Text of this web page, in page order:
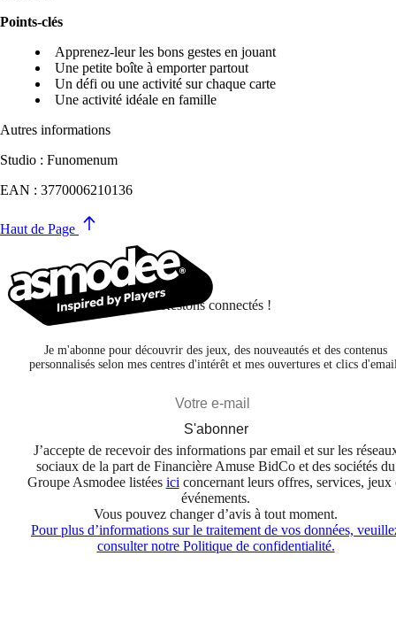
Points-clés
Apprenez-leur les bons gestes en jouant
Une petite boîte à emporter partout
Un défi ou une activité sur chaque carte
Une activité idéale en famille
Autres informations
Studio : Funomenum
EAN : 3770006210136
Haut de Page
Restons connectés !
Je m'abonne pour découvrir des jeux, des nouveautés et des contenus
personnalisés selon mes centres d'intérêt et mes ouvertures et clics
S'abonner
J’accepte de recevoir des informations par email et sur les
sociaux de la part de Financière Amuse BidCo et des sociétés du
Groupe Asmodee listées ici concernant leurs offres, services, jeux
événements.
Vous pouvez changer d’avis à tout moment.
Pour plus d’informations sur le traitement de vos données,
consulter notre Politique de confidentialité.